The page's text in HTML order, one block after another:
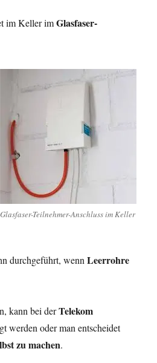
im Keller imGlasfaser-
Glasfaser-Teilnehmer-Anschluss im Keller
durchgeführt, wennLeerrohre
kann bei derTelekom
werden oder man entscheidet
zu machen.